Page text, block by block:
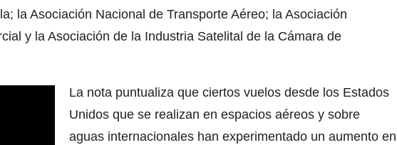
la Asociación Nacional de Transporte Aéreo; la Asociación
y la Asociación de la Industria Satelital de la Cámara de
La nota puntualiza que ciertos vuelos desde los Estados
Unidos que se realizan en espacios aéreos y sobre
aguas internacionales han experimentado un aumento en